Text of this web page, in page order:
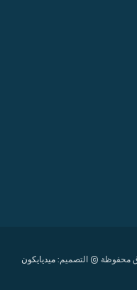
محفوظة © التصميم:ميديايكون